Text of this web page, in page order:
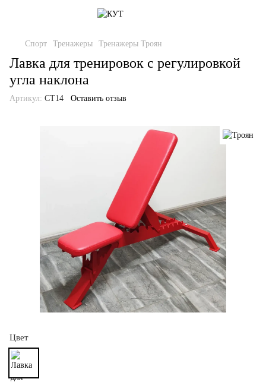
Спорт Тренажеры Тренажеры Троян
Лавка для тренировок с регулировкой
угла наклона
Артикул: СТ14 Оставить отзыв
Цвет